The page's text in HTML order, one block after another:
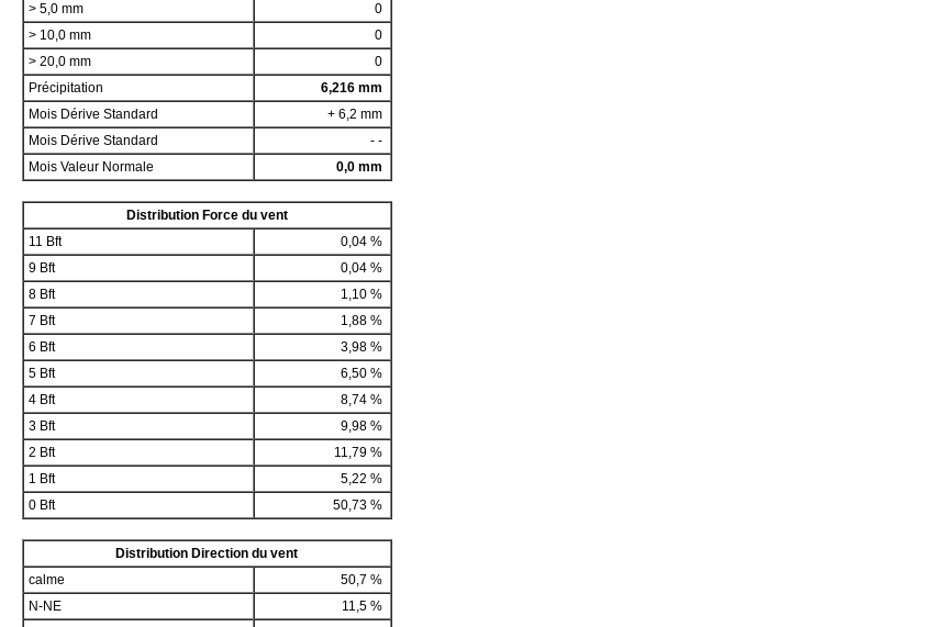
> 5,0 mm
0
> 10,0 mm
0
> 20,0 mm
0
Précipitation
6,216 mm
Mois Dérive Standard
+ 6,2 mm
Mois Dérive Standard
- -
Mois Valeur Normale
0,0 mm
Distribution Force du vent
11 Bft
0,04 %
9 Bft
0,04 %
8 Bft
1,10 %
7 Bft
1,88 %
6 Bft
3,98 %
5 Bft
6,50 %
4 Bft
8,74 %
3 Bft
9,98 %
2 Bft
11,79 %
1 Bft
5,22 %
0 Bft
50,73 %
Distribution Direction du vent
calme
50,7 %
N-NE
11,5 %